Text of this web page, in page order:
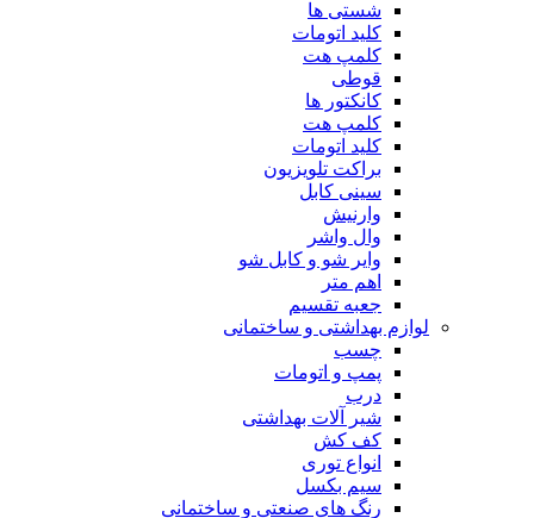
شستی ها
کلید اتومات
کلمپ هت
قوطی
کانکتور ها
کلمپ هت
کلید اتومات
براکت تلویزیون
سینی کابل
وارنیش
وال واشر
وایر شو و کابل شو
اهم متر
جعبه تقسیم
لوازم بهداشتی و ساختمانی
چسب
پمپ و اتومات
درب
شیر آلات بهداشتی
کف کش
انواع توری
سیم بکسل
رنگ های صنعتی و ساختمانی